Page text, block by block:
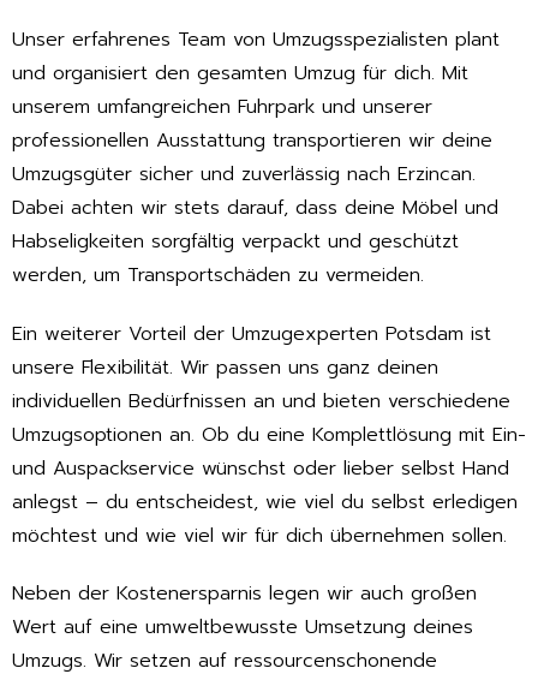
Unser erfahrenes Team von Umzugsspezialisten plant
und organisiert den gesamten Umzug für dich. Mit
unserem umfangreichen Fuhrpark und unserer
professionellen Ausstattung transportieren wir deine
Umzugsgüter sicher und zuverlässig nach Erzincan.
Dabei achten wir stets darauf, dass deine Möbel und
Habseligkeiten sorgfältig verpackt und geschützt
werden, um Transportschäden zu vermeiden.
Ein weiterer Vorteil der Umzugexperten Potsdam ist
unsere Flexibilität. Wir passen uns ganz deinen
individuellen Bedürfnissen an und bieten verschiedene
Umzugsoptionen an. Ob du eine Komplettlösung mit Ein-
und Auspackservice wünschst oder lieber selbst Hand
anlegst – du entscheidest, wie viel du selbst erledigen
möchtest und wie viel wir für dich übernehmen sollen.
Neben der Kostenersparnis legen wir auch großen
Wert auf eine umweltbewusste Umsetzung deines
Umzugs. Wir setzen auf ressourcenschonende